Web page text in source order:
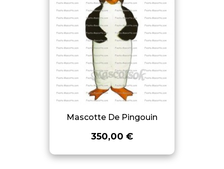
Mascotte De Pingouin
350,00 €